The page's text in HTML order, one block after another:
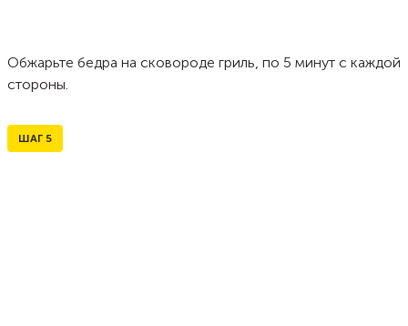
Обжарьте бедра на сковороде гриль, по 5 минут с каждой
стороны.
ШАГ 5